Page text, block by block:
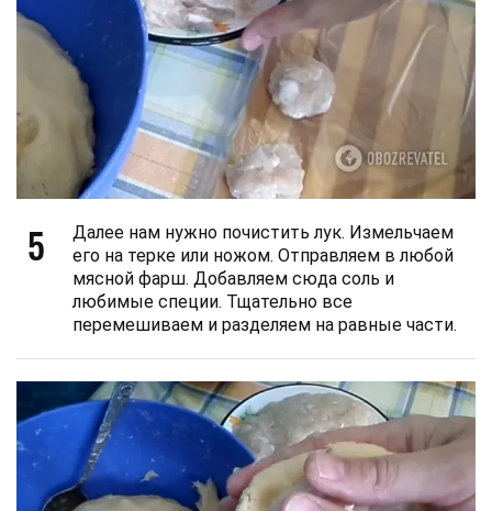
5
Далее нам нужно почистить лук. Измельчаем
его на терке или ножом. Отправляем в любой
мясной фарш. Добавляем сюда соль и
любимые специи. Тщательно все
перемешиваем и разделяем на равные части.